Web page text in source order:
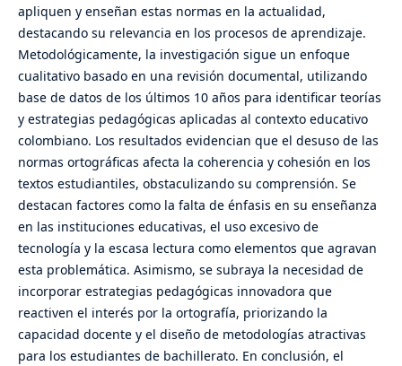
apliquen y enseñan estas normas en la actualidad,
destacando su relevancia en los procesos de aprendizaje.
Metodológicamente, la investigación sigue un enfoque
cualitativo basado en una revisión documental, utilizando
base de datos de los últimos 10 años para identificar teorías
y estrategias pedagógicas aplicadas al contexto educativo
colombiano. Los resultados evidencian que el desuso de las
normas ortográficas afecta la coherencia y cohesión en los
textos estudiantiles, obstaculizando su comprensión. Se
destacan factores como la falta de énfasis en su enseñanza
en las instituciones educativas, el uso excesivo de
tecnología y la escasa lectura como elementos que agravan
esta problemática. Asimismo, se subraya la necesidad de
incorporar estrategias pedagógicas innovadora que
reactiven el interés por la ortografía, priorizando la
capacidad docente y el diseño de metodologías atractivas
para los estudiantes de bachillerato. En conclusión, el